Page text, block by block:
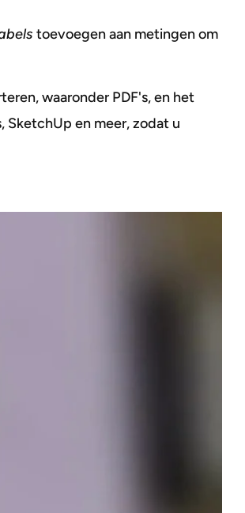
toevoegen aan metingen om
waaronder PDF's, en het
en meer, zodat u